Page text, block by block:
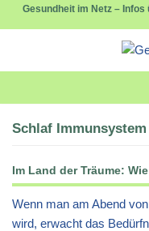
Gesundheit im Netz –
Schlaf Immunsystem
Im Land der Träume:
Wenn man am Abend
wird, erwacht das